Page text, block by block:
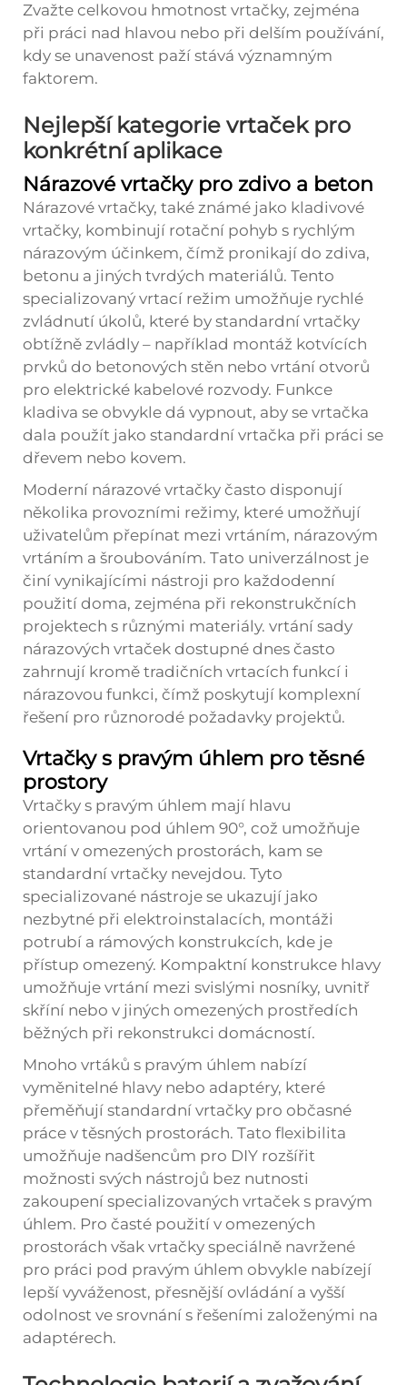
Zvažte celkovou hmotnost vrtačky, zejména
při práci nad hlavou nebo při delším používání,
kdy se unavenost paží stává významným
faktorem.
Nejlepší kategorie vrtaček pro
konkrétní aplikace
Nárazové vrtačky pro zdivo a beton
Nárazové vrtačky, také známé jako kladivové
vrtačky, kombinují rotační pohyb s rychlým
nárazovým účinkem, čímž pronikají do zdiva,
betonu a jiných tvrdých materiálů. Tento
specializovaný vrtací režim umožňuje rychlé
zvládnutí úkolů, které by standardní vrtačky
obtížně zvládly – například montáž kotvících
prvků do betonových stěn nebo vrtání otvorů
pro elektrické kabelové rozvody. Funkce
kladiva se obvykle dá vypnout, aby se vrtačka
dala použít jako standardní vrtačka při práci se
dřevem nebo kovem.
Moderní nárazové vrtačky často disponují
několika provozními režimy, které umožňují
uživatelům přepínat mezi vrtáním, nárazovým
vrtáním a šroubováním. Tato univerzálnost je
činí vynikajícími nástroji pro každodenní
použití doma, zejména při rekonstrukčních
projektech s různými materiály. vrtání sady
nárazových vrtaček dostupné dnes často
zahrnují kromě tradičních vrtacích funkcí i
nárazovou funkci, čímž poskytují komplexní
řešení pro různorodé požadavky projektů.
Vrtačky s pravým úhlem pro těsné
prostory
Vrtačky s pravým úhlem mají hlavu
orientovanou pod úhlem 90°, což umožňuje
vrtání v omezených prostorách, kam se
standardní vrtačky nevejdou. Tyto
specializované nástroje se ukazují jako
nezbytné při elektroinstalacích, montáži
potrubí a rámových konstrukcích, kde je
přístup omezený. Kompaktní konstrukce hlavy
umožňuje vrtání mezi svislými nosníky, uvnitř
skříní nebo v jiných omezených prostředích
běžných při rekonstrukci domácností.
Mnoho vrtáků s pravým úhlem nabízí
vyměnitelné hlavy nebo adaptéry, které
přeměňují standardní vrtačky pro občasné
práce v těsných prostorách. Tato flexibilita
umožňuje nadšencům pro DIY rozšířit
možnosti svých nástrojů bez nutnosti
zakoupení specializovaných vrtaček s pravým
úhlem. Pro časté použití v omezených
prostorách však vrtačky speciálně navržené
pro práci pod pravým úhlem obvykle nabízejí
lepší vyváženost, přesnější ovládání a vyšší
odolnost ve srovnání s řešeními založenými na
adaptérech.